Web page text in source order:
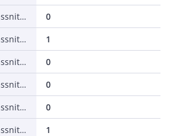
Antal hårdvarugränssnitt RS-422
0
Antal hårdvarugränssnitt RS485
1
Antal hårdvarugränssnitt seriellt TTY
0
Antal hårdvarugränssnitt USB
0
Antal hårdvarugränssnitt parallellt
0
Antal hårdvarugränssnitt övrigt
1